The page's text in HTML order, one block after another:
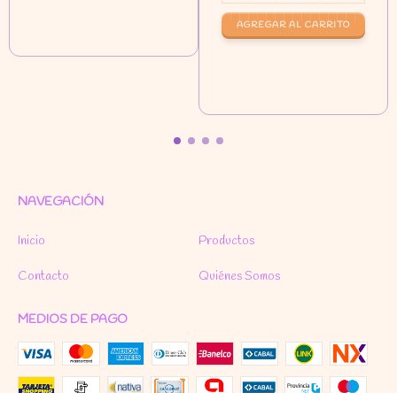
NAVEGACIÓN
Inicio Productos
Contacto Quiénes Somos
MEDIOS DE PAGO